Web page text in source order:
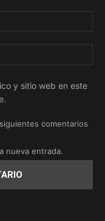
y sitio web en este
comentarios
nueva entrada.